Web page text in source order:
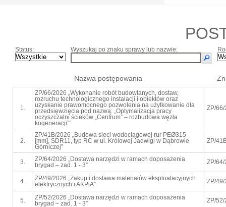
Status: Wyszukaj po znaku sprawy lub nazwie:
Nazwa postępowania
1.
ZP/66/2026 „Wykonanie robót budowlanych, dostaw,
rozruchu technologicznego instalacji i obiektów oraz
uzyskanie prawomocnego pozwolenia na użytkowanie dla
przedsięwzięcia pod nazwą: „Optymalizacja pracy
oczyszczalni ścieków „Centrum” – rozbudowa węzła
kogeneracji””
ZP/
2.
ZP/41B/2026 „Budowa sieci wodociągowej rur PEØ315
[mm], SDR11, typ RC w ul. Królowej Jadwigi w Dąbrowie
Górniczej”
ZP/
3.
ZP/64/2026 „Dostawa narzędzi w ramach doposażenia
brygad – zad. 1 - 3”
ZP/
4.
ZP/49/2026 „Zakup i dostawa materiałów eksploatacyjnych
elektrycznych i AKPiA”
ZP/
5.
ZP/52/2026 „Dostawa narzędzi w ramach doposażenia
brygad – zad. 1 - 3”
ZP/